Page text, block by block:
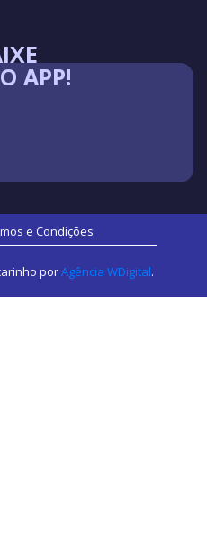
APP!
e Condições
porAgência WDigital.